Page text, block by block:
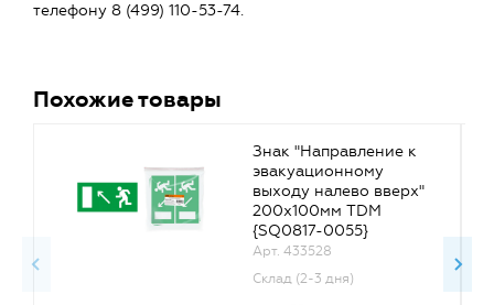
телефону 8 (499) 110-53-74.
Похожие товары
Знак "Направление к
эвакуационному
выходу налево вверх"
200х100мм TDM
{SQ0817-0055}
Арт. 433528
Склад (2-3 дня)